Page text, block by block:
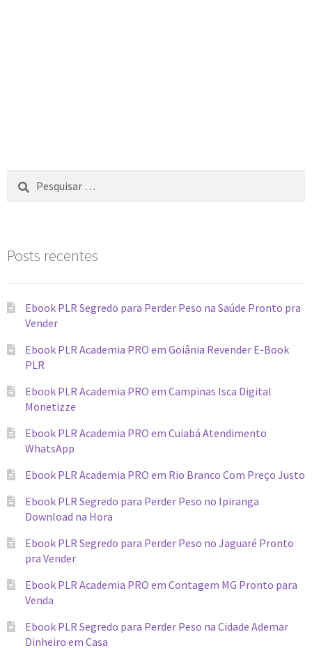
Posts recentes
Ebook PLR Segredo para Perder Peso na Saúde Pronto pra
Vender
Ebook PLR Academia PRO em Goiânia Revender E-Book
PLR
Ebook PLR Academia PRO em Campinas Isca Digital
Monetizze
Ebook PLR Academia PRO em Cuiabá Atendimento
WhatsApp
Ebook PLR Academia PRO em Rio Branco Com Preço Justo
Ebook PLR Segredo para Perder Peso no Ipiranga
Download na Hora
Ebook PLR Segredo para Perder Peso no Jaguaré Pronto
pra Vender
Ebook PLR Academia PRO em Contagem MG Pronto para
Venda
Ebook PLR Segredo para Perder Peso na Cidade Ademar
Dinheiro em Casa